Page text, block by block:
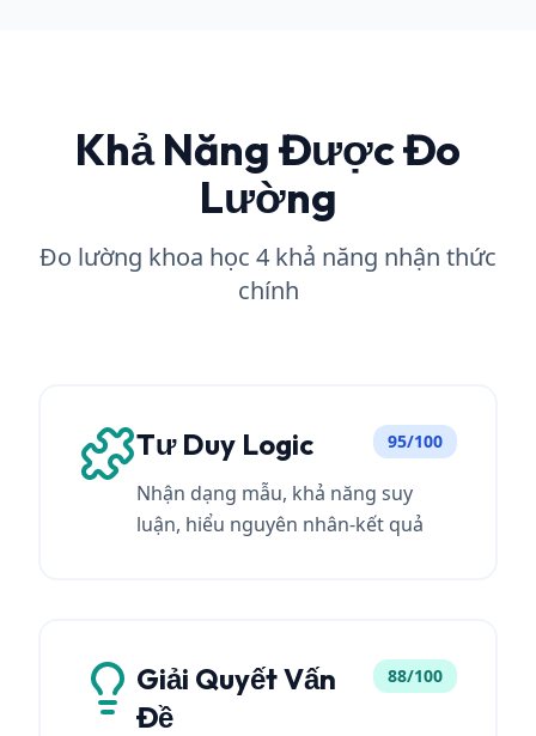
Khả Năng Được Đo
Lường
Đo lường khoa học 4 khả năng nhận thức
chính
Tư Duy Logic 95/100
Nhận dạng mẫu, khả năng suy
luận, hiểu nguyên nhân-kết quả
Giải Quyết Vấn
Đề
88/100